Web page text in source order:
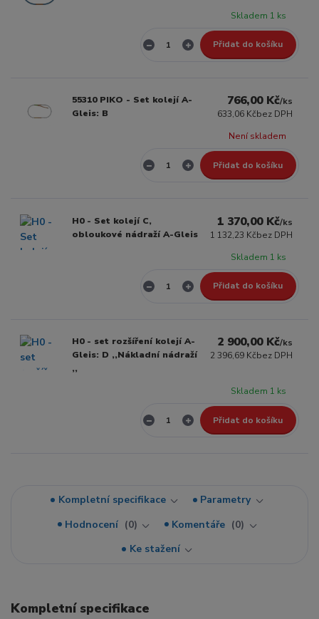
Skladem 1 ks
Přidat do košíku
55310 PIKO - Set kolejí A-
Gleis: B
766,00 Kč/ks
633,06 Kčbez DPH
Není skladem
Přidat do košíku
H0 - Set kolejí C,
obloukové nádraží A-Gleis
1 370,00 Kč/ks
1 132,23 Kčbez DPH
Skladem 1 ks
Přidat do košíku
H0 - set rozšíření kolejí A-
Gleis: D ,,Nákladní nádraží
,,
2 900,00 Kč/ks
2 396,69 Kčbez DPH
Skladem 1 ks
Přidat do košíku
Kompletní specifikace
Parametry
Hodnocení
0 Komentáře
0
Ke stažení
Kompletní specifikace